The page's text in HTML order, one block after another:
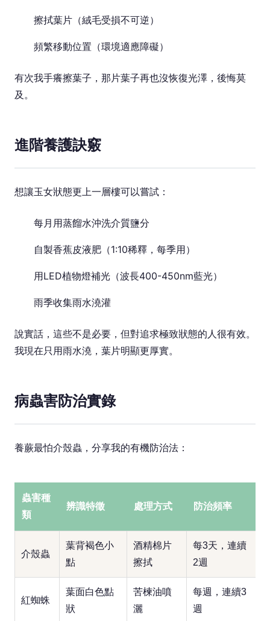
擦拭葉片（絨毛受損不可逆）
頻繁移動位置（環境適應障礙）
有次我手癢擦葉子，那片葉子再也沒恢復光澤，後悔莫
及。
進階養護訣竅
想讓玉女狀態更上一層樓可以嘗試：
每月用蒸餾水沖洗介質鹽分
自製香蕉皮液肥（1:10稀釋，每季用）
用LED植物燈補光（波長400-450nm藍光）
雨季收集雨水澆灌
說實話，這些不是必要，但對追求極致狀態的人很有效。
我現在只用雨水澆，葉片明顯更厚實。
病蟲害防治實錄
養蕨最怕介殼蟲，分享我的有機防治法：
蟲害種
類
辨識特徵 處理方式 防治頻率
介殼蟲
葉背褐色小
點
酒精棉片
擦拭
每3天，連續
2週
紅蜘蛛
葉面白色點
狀
苦楝油噴
灑
每週，連續3
週